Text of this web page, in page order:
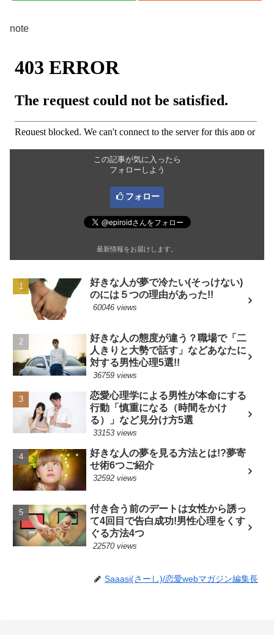
note
この記事が気に入ったら
フォローしよう
フォロー
最新情報をお届けします。
好きな人が夢で冷たい(そっけない)
のには５つの理由があった!!
60046 views
好きな人の態度が違う？職場で「二
人きりと大勢で話す」などあなたに
対する男性心理5選!!
36759 views
恋愛心理学による男性が本命にする
行動「慎重になる（時間をかけ
る）」など見分け方5選
33153 views
好きな人の夢を見る方法とは!?夢寄
せ術6つご紹介
32592 views
付き合う前のデートは女性から誘っ
て4回目で告白成功!男性心理をくす
ぐる方法4つ
22570 views
Saaasi(さーし)/恋愛webマガジン編集長